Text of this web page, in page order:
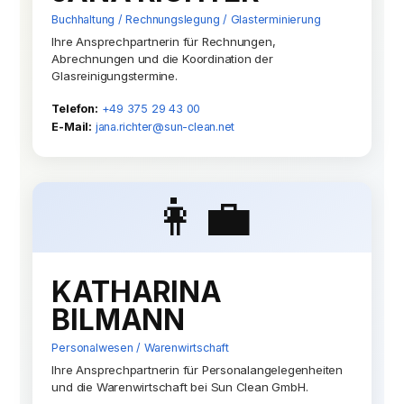
Buchhaltung / Rechnungslegung / Glasterminierung
Ihre Ansprechpartnerin für Rechnungen,
Abrechnungen und die Koordination der
Glasreinigungstermine.
Telefon: +49 375 29 43 00
E-Mail: jana.richter@sun-clean.net
👩‍💼
KATHARINA
BILMANN
Personalwesen / Warenwirtschaft
Ihre Ansprechpartnerin für Personalangelegenheiten
und die Warenwirtschaft bei Sun Clean GmbH.